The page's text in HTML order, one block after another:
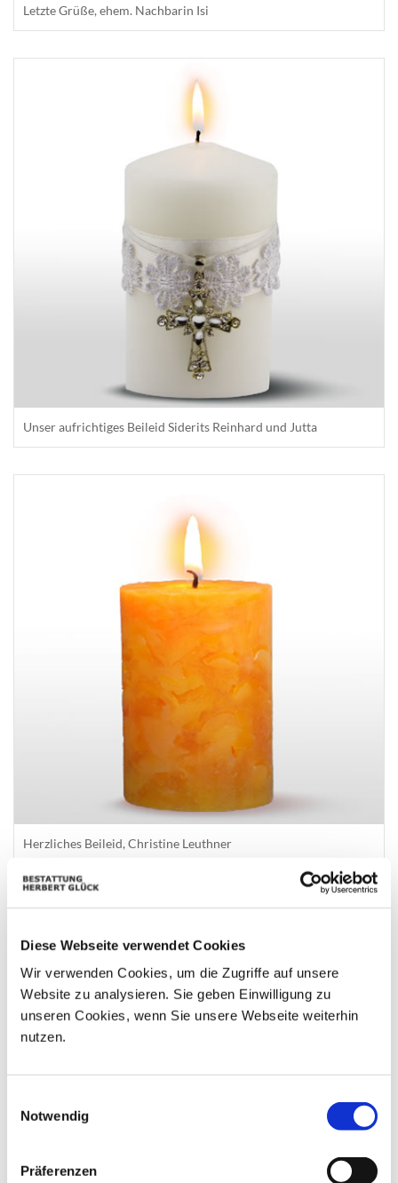
Diese Webseite verwendet Cookies
Wir verwenden Cookies, um die Zugriffe auf unsere
Website zu analysieren. Sie geben Einwilligung zu
unseren Cookies, wenn Sie unsere Webseite weiterhin
nutzen.
Notwendig
Präferenzen
Letzte Grüße, ehem. Nachbarin Isi
Unser aufrichtiges Beileid Siderits Reinhard und Jutta
Herzliches Beileid, Christine Leuthner